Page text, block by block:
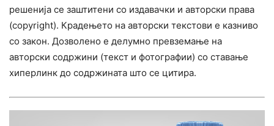
решенија се заштитени со издавачки и авторски права
(copyright). Крадењето на авторски текстови е казниво
со закон. Дозволено е делумно превземање на
авторски содржини (текст и фотографии) со ставање
хиперлинк до содржината што се цитира.